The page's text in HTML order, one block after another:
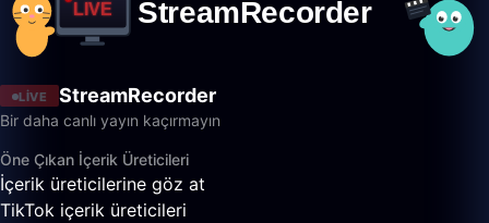
LIVE StreamRecorder
Bir daha canlı yayın kaçırmayın
Öne Çıkan İçerik Üreticileri
İçerik üreticilerine göz at
TikTok içerik üreticileri